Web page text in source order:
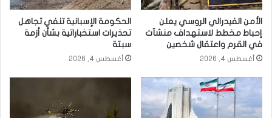
الأمن الفيدرالي الروسي يعلن
إحباط مخطط لاستهداف منشآت
في القرم واعتقال شخصين
أغسطس 4, 2026
الحكومة الإسبانية تنفي تجاهل
تحذيرات استخباراتية بشأن أزمة
سبتة
أغسطس 4, 2026